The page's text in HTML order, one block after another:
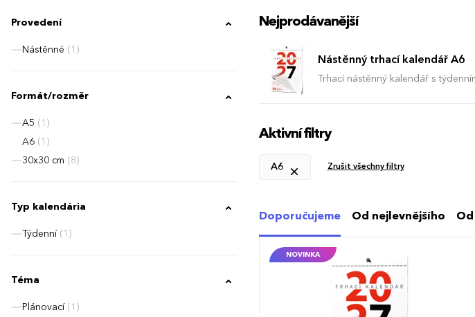
Provedení
Nástěnné (1)
Formát/rozměr
A5 (1)
A6 (1)
30x30 cm (8)
Typ kalendária
Týdenní(1)
Téma
Plánovací(1)
Nejprodávanější
Nástěnný trhací kalendář A6
Trhací nástěnný kalendář s
Aktivní filtry
A6 Zrušit všechny filtry
Doporučujeme Od nejlevnějšího
NOVINKA